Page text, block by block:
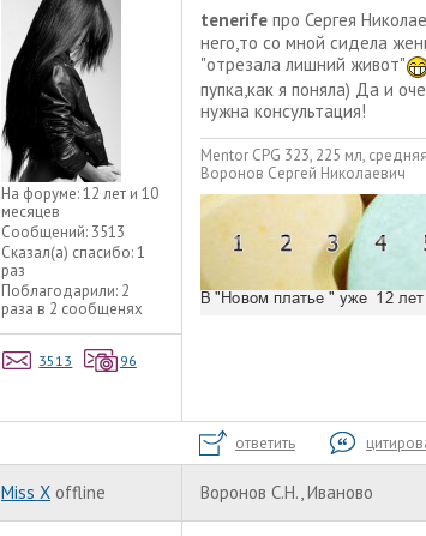
На форуме:12 лет и 10
месяцев
Сообщений: 3513
Сказал(а) спасибо:1
раз
Поблагодарили: 2
раза в 2 сообщенях
3513 96
tenerife про Сергея
него,то со мной сидела
"отрезала лишний живот"
пупка,как я поняла) Да и
нужна консультация!
Mentor CPG 323, 225 мл,
Воронов Сергей Николаевич
ответить
Miss X offline Воронов С.Н., Иваново